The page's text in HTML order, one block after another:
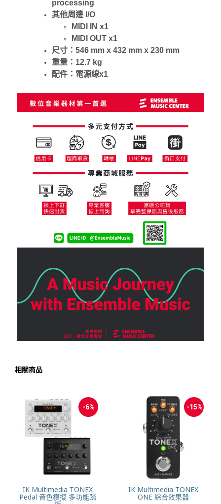
processing
其他周邊 I/O
MIDI IN x1
MIDI OUT x1
尺寸：546 mm x 432 mm x 230 mm
重量：12.7 kg
配件：電源線x1
相關商品
-6%
IK Multimedia TONEX
Pedal 音色模擬 多功能踏
-15%
IK Multimedia TONEX
ONE 綜合效果器